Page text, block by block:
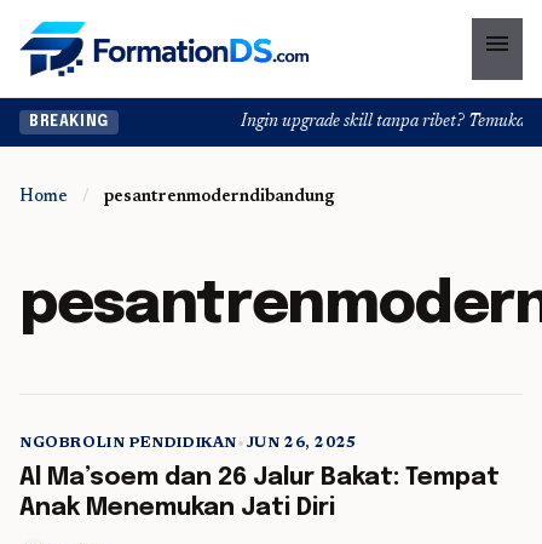
menu
BREAKING Ingin upgrade skill tanpa ribet? Temukan
Home / pesantrenmoderndibandung
5 min read
NGOBROLIN PENDIDIKAN• JUN 26, 2025
Al Ma’soem dan 26 Jalur Bakat: Tempat
Anak Menemukan Jati Diri